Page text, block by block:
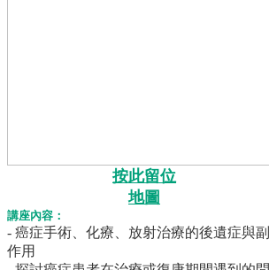
按此留位
地圖
講座內容：
- 癌症手術、化療、放射治療­的後遺症與副
作用